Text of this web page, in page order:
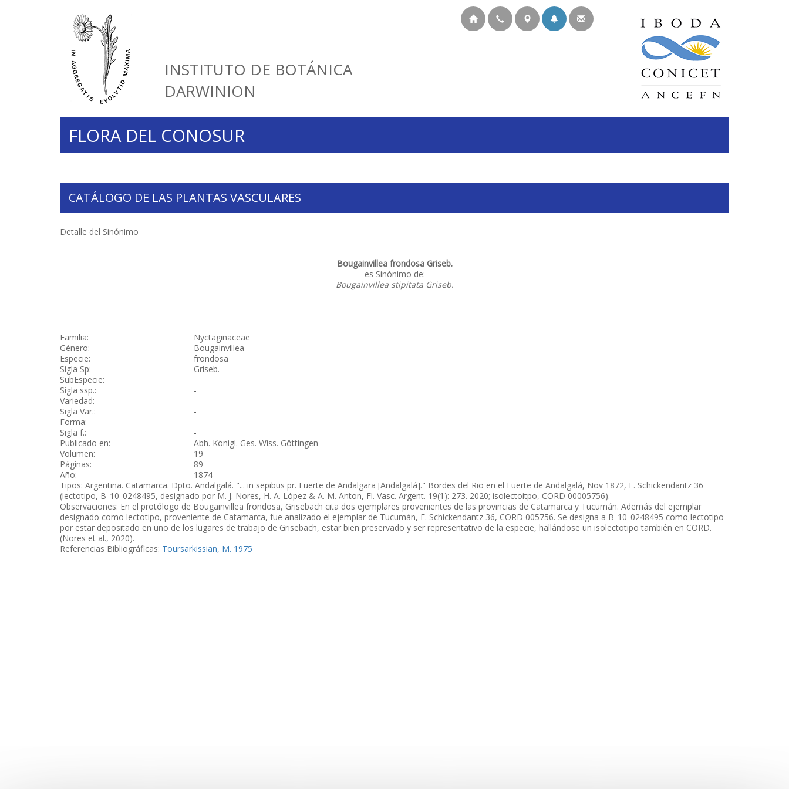
INSTITUTO DE BOTÁNICA
DARWINION
FLORA DEL CONOSUR
CATÁLOGO DE LAS PLANTAS VASCULARES
Detalle del Sinónimo
Bougainvillea frondosa Griseb.
es Sinónimo de:
Bougainvillea stipitata Griseb.
Familia:
Nyctaginaceae
Género:
Bougainvillea
Especie:
frondosa
Sigla Sp:
Griseb.
SubEspecie:
Sigla ssp.:
-
Variedad:
Sigla Var.:
-
Forma:
Sigla f.:
-
Publicado en:
Abh. Königl. Ges. Wiss. Göttingen
Volumen:
19
Páginas:
89
Año:
1874
Tipos: Argentina. Catamarca. Dpto. Andalgalá. "... in sepibus pr. Fuerte de Andalgara [Andalgalá]." Bordes del Rio en el Fuerte de Andalgalá, Nov 1872, F. Schickendantz 36
(lectotipo, B_10_0248495, designado por M. J. Nores, H. A. López & A. M. Anton, Fl. Vasc. Argent. 19(1): 273. 2020; isolectoitpo, CORD 00005756).
Observaciones: En el protólogo de Bougainvillea frondosa, Grisebach cita dos ejemplares provenientes de las provincias de Catamarca y Tucumán. Además del ejemplar
designado como lectotipo, proveniente de Catamarca, fue analizado el ejemplar de Tucumán, F. Schickendantz 36, CORD 005756. Se designa a B_10_0248495 como lectotipo
por estar depositado en uno de los lugares de trabajo de Grisebach, estar bien preservado y ser representativo de la especie, hallándose un isolectotipo también en CORD.
(Nores et al., 2020).
Referencias Bibliográficas: Toursarkissian, M. 1975